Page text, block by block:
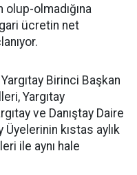
olup-olmadığına
ücretin net
Birinci Başkan
Yargıtay
ve Danıştay Daire
Üyelerinin kıstas aylık
ile aynı hale